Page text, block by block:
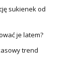
sukienek od
je latem?
trend